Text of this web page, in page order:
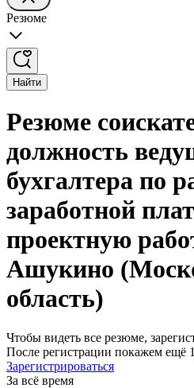
Резюме
Найти
Резюме
должность
бухгалтера по
заработной
проектную
Ашукино
область)
Чтобы видеть все резюме,
После регистрации покажем ещё
Зарегистрироваться
За всё время